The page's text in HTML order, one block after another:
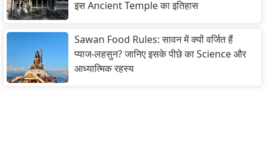
इस Ancient Temple का इतिहास
Sawan Food Rules: सावन में क्यों वर्जित हैं
प्याज-लहसुन? जानिए इसके पीछे का Science और
आध्यात्मिक रहस्य